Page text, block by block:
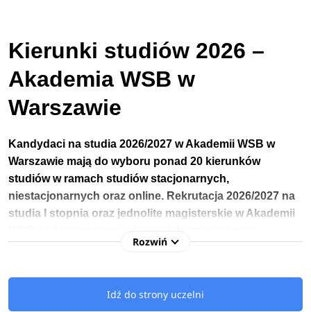
Kierunki studiów 2026 –
Akademia WSB w
Warszawie
Kandydaci na studia 2026/2027 w Akademii WSB w
Warszawie mają do wyboru ponad 20 kierunków
studiów w ramach studiów stacjonarnych,
niestacjonarnych oraz online. Rekrutacja 2026/2027 na
studia I stopnia oraz jednolite magisterskie w Akademii
16 marca do 15 października 2026 roku.
Kandydaci na studia 2026/2027 na Akademię WSB w
Warszawie mają do wyborukierunki licencjackie
Rozwiń
Idź do strony uczelni